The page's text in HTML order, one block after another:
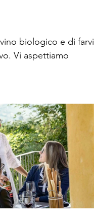
biologico e di farvi
Vi aspettiamo